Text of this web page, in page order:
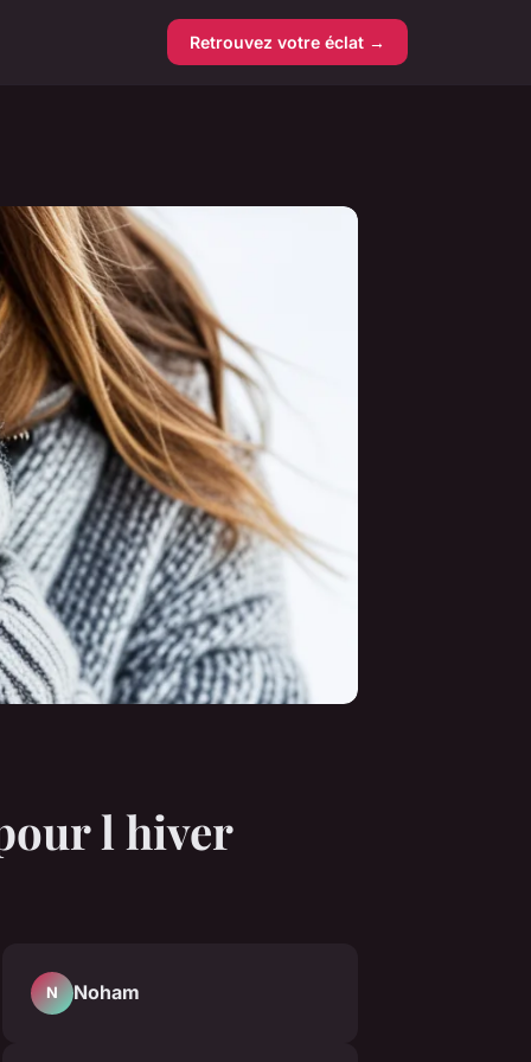
Retrouvez votre éclat →
l hiver
N Noham